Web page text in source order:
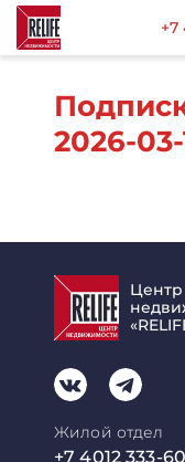
+7
2026-03-
Центр
Жилой отдел
+7 4012 333-